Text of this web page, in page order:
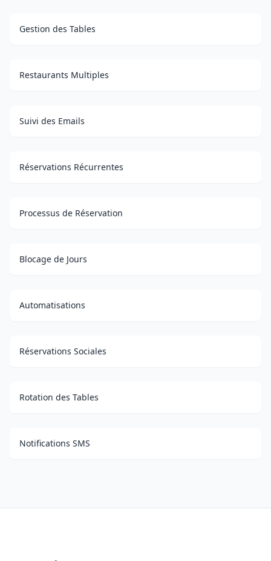
Gestion des Tables
Restaurants Multiples
Suivi des Emails
Réservations Récurrentes
Processus de Réservation
Blocage de Jours
Automatisations
Réservations Sociales
Rotation des Tables
Notifications SMS